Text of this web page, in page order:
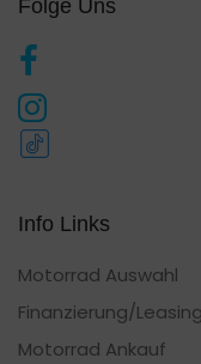
Folge Uns
Info Links
Motorrad Auswahl
Finanzierung/Leasing
Motorrad Ankauf